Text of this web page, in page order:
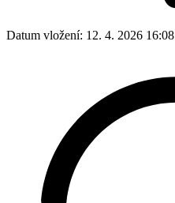
Datum vložení: 12. 4. 2026 16:08